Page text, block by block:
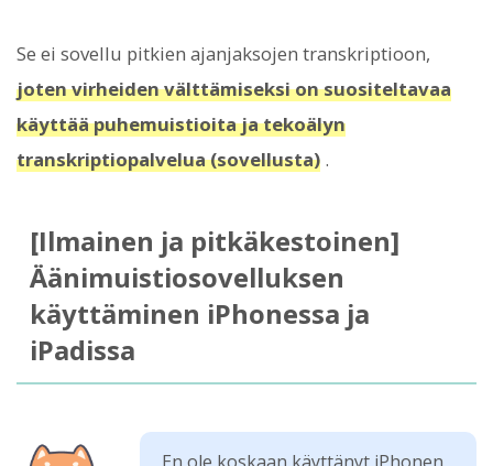
Se ei sovellu pitkien ajanjaksojen transkriptioon,
joten virheiden välttämiseksi on suositeltavaa
käyttää puhemuistioita ja tekoälyn
transkriptiopalvelua (sovellusta) .
[Ilmainen ja pitkäkestoinen]
Äänimuistiosovelluksen
käyttäminen iPhonessa ja
iPadissa